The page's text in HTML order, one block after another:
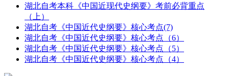
湖北自考本科《中国近现代史纲要》考前必背重点
（上）
湖北自考《中国近代史纲要》核心考点(7)
湖北自考《中国近代史纲要》核心考点（6）
湖北自考《中国近代史纲要》核心考点（5）
湖北自考《中国近代史纲要》核心考点（4）